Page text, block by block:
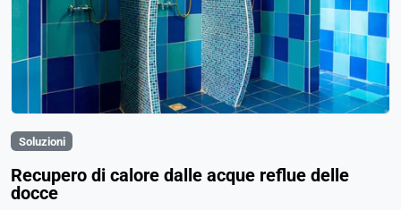
Soluzioni
Recupero di calore dalle acque reflue delle
docce